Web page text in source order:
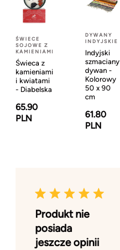
ŚWIECE
SOJOWE Z
KAMIENIAMI
Świeca z
kamieniami
i kwiatami
- Diabelska
65.90
PLN
DYWANY
INDYJSKIE
Indyjski
szmaciany
dywan -
Kolorowy
50 x 90
cm
61.80
PLN
Produkt nie
posiada
jeszcze opinii